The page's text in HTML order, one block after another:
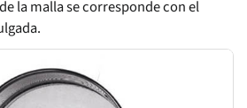
la malla se corresponde con el